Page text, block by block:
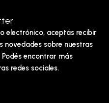
electrónico, aceptás recibir
novedades sobre nuestras
encontrar más
redes sociales.